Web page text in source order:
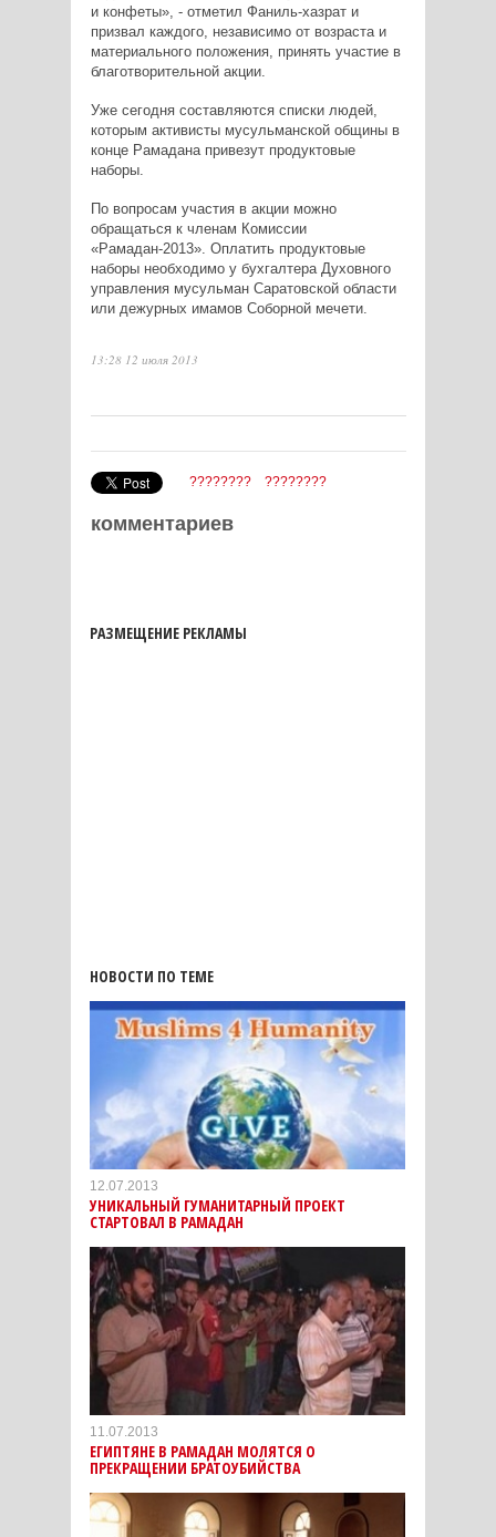
и конфеты», - отметил Фаниль-хазрат и
призвал каждого, независимо от возраста и
материального положения, принять участие в
благотворительной акции.
Уже сегодня составляются списки людей,
которым активисты мусульманской общины в
конце Рамадана привезут продуктовые
наборы.
По вопросам участия в акции можно
обращаться к членам Комиссии
«Рамадан-2013». Оплатить продуктовые
наборы необходимо у бухгалтера Духовного
управления мусульман Саратовской области
или дежурных имамов Соборной мечети.
13:28 12 июля 2013
???????? ????????
комментариев
РАЗМЕЩЕНИЕ РЕКЛАМЫ
НОВОСТИ ПО ТЕМЕ
12.07.2013
УНИКАЛЬНЫЙ ГУМАНИТАРНЫЙ ПРОЕКТ
СТАРТОВАЛ В РАМАДАН
11.07.2013
ЕГИПТЯНЕ В РАМАДАН МОЛЯТСЯ О
ПРЕКРАЩЕНИИ БРАТОУБИЙСТВА